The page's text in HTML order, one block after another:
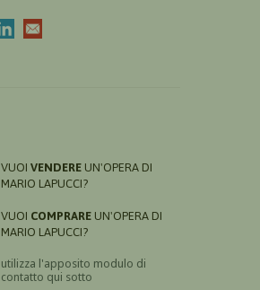
VUOI VENDERE UN'OPERA DI
MARIO LAPUCCI?
VUOI COMPRARE UN'OPERA DI
MARIO LAPUCCI?
utilizza l'apposito modulo di
contatto qui sotto